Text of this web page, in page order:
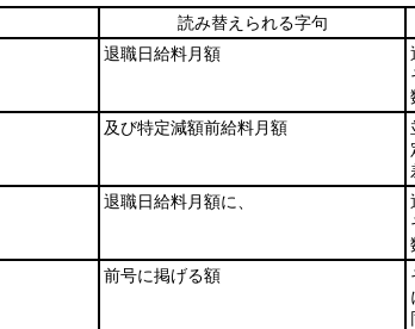
読み替えられる字句
退職日給料月額
及び特定減額前給料月額
退職日給料月額に、
前号に掲げる額